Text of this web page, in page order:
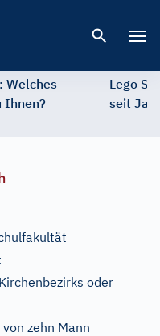
Welches
Ihnen?
Lego
seit
oder
zehn Mann